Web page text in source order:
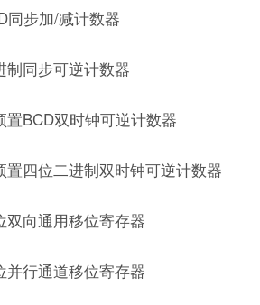
同步加/减计数器
制同步可逆计数器
置BCD双时钟可逆计数器
置四位二进制双时钟可逆计数器
双向通用移位寄存器
并行通道移位寄存器